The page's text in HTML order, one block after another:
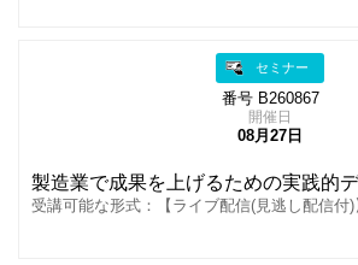
セミナー
番号 B260867
開催日
08月27日
製造業で成果を上げるための実践的
受講可能な形式：【ライブ配信(見逃し配信付)